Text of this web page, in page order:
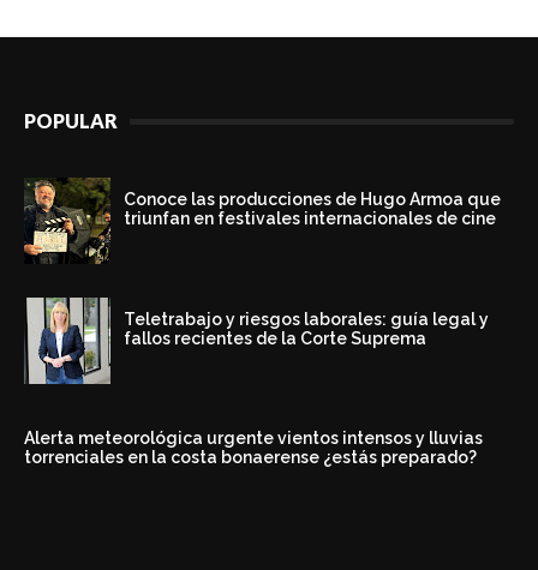
POPULAR
Conoce las producciones de Hugo Armoa que
triunfan en festivales internacionales de cine
Teletrabajo y riesgos laborales: guía legal y
fallos recientes de la Corte Suprema
Alerta meteorológica urgente vientos intensos y lluvias
torrenciales en la costa bonaerense ¿estás preparado?